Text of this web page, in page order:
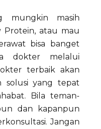
mungkin masih
atau mau
bisa banget
dokter melalui
terbaik akan
solusi yang tepat
Bila teman-
dan kapanpun
Jangan